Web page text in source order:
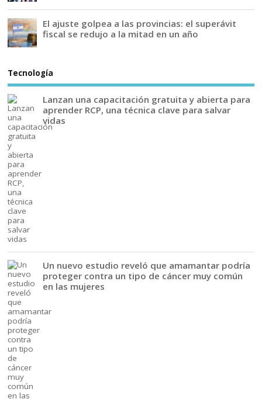
El ajuste golpea a las provincias: el superávit
fiscal se redujo a la mitad en un año
Tecnología
Lanzan una capacitación gratuita y abierta para
aprender RCP, una técnica clave para salvar
vidas
Un nuevo estudio reveló que amamantar podría
proteger contra un tipo de cáncer muy común
en las mujeres